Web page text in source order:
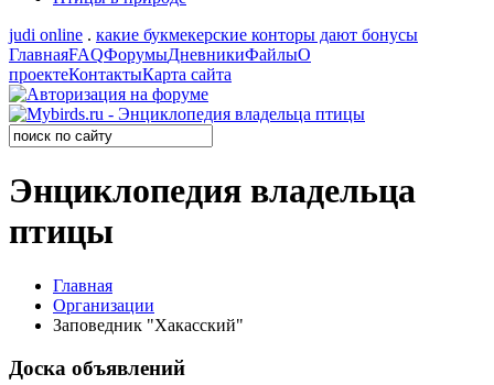
judi online . какие букмекерские конторы дают бонусы
ГлавнаяFAQФорумыДневникиФайлыО
проектеКонтактыКарта сайта
Энциклопедия владельца
птицы
Главная
Организации
Заповедник "Хакасский"
Доска объявлений